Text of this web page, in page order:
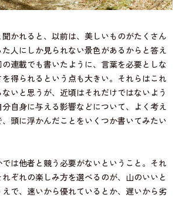
かれると、以前は、美しいものがたくさん
人にしか見られない景色があるからと答え
連載でも書いたように、言葉を必要としな
得られるという点も大きい。それらはこれ
いと思うが、近頃はそれだけではないよう
自身に与える影響などについて、よく考え
頭に浮かんだことをいくつか書いてみたい
は他者と競う必要がないということ。それ
ぞれの楽しみ方を選べるのが、山のいいと
で、速いから優れているとか、遅いから劣